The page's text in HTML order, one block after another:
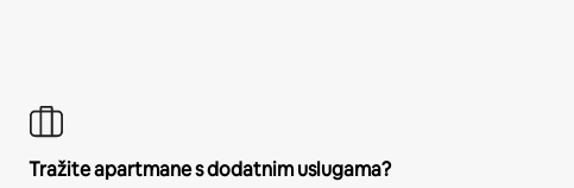
Tražite apartmane s dodatnim uslugama?